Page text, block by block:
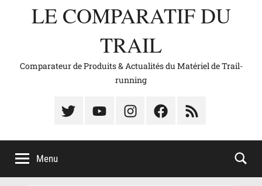
LE COMPARATIF DU
TRAIL
Comparateur de Produits & Actualités du Matériel de Trail-
running
Élément
menu
Élément
menu
Élément
menu
Élément
menu
Élément
menu
Menu